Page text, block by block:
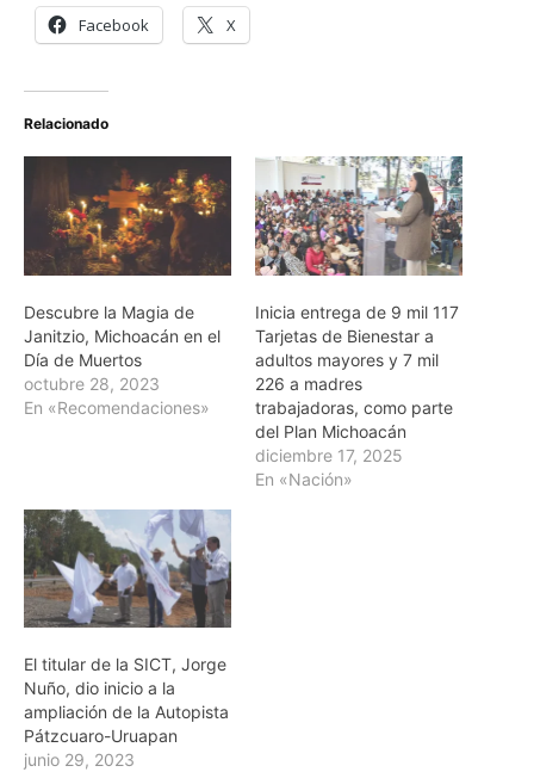
Facebook X
Relacionado
Descubre la Magia de
Janitzio, Michoacán en el
Día de Muertos
octubre 28, 2023
En «Recomendaciones»
Inicia entrega de 9 mil 117
Tarjetas de Bienestar a
adultos mayores y 7 mil
226 a madres
trabajadoras, como parte
del Plan Michoacán
diciembre 17, 2025
En «Nación»
El titular de la SICT, Jorge
Nuño, dio inicio a la
ampliación de la Autopista
Pátzcuaro-Uruapan
junio 29, 2023